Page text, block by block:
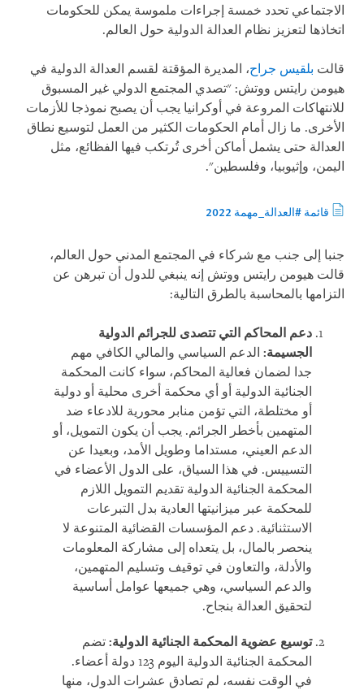
الاجتماعي تحدد خمسة إجراءات ملموسة يمكن للحكومات
اتخاذها لتعزيز نظام العدالة الدولية حول العالم.
قالت بلقيس جراح، المديرة المؤقتة لقسم العدالة الدولية في
هيومن رايتس ووتش: "تصدي المجتمع الدولي غير المسبوق
للانتهاكات المروعة في أوكرانيا يجب أن يصبح نموذجا للأزمات
الأخرى. ما زال أمام الحكومات الكثير من العمل لتوسيع نطاق
العدالة حتى يشمل أماكن أخرى تُرتكب فيها الفظائع، مثل
اليمن، وإثيوبيا، وفلسطين".
قائمة #العدالة_مهمة 2022
جنبا إلى جنب مع شركاء في المجتمع المدني حول العالم،
قالت هيومن رايتس ووتش إنه ينبغي للدول أن تبرهن عن
التزامها بالمحاسبة بالطرق التالية:
دعم المحاكم التي تتصدى للجرائم الدولية
الجسيمة: الدعم السياسي والمالي الكافي مهم
جدا لضمان فعالية المحاكم، سواء كانت المحكمة
الجنائية الدولية أو أي محكمة أخرى محلية أو دولية
أو مختلطة، التي تؤمن منابر محورية للادعاء ضد
المتهمين بأخطر الجرائم. يجب أن يكون التمويل، أو
الدعم العيني، مستداما وطويل الأمد، وبعيدا عن
التسييس. في هذا السياق، على الدول الأعضاء في
المحكمة الجنائية الدولية تقديم التمويل اللازم
للمحكمة عبر ميزانيتها العادية بدل التبرعات
الاستثنائية. دعم المؤسسات القضائية المتنوعة لا
ينحصر بالمال، بل يتعداه إلى مشاركة المعلومات
والأدلة، والتعاون في توقيف وتسليم المتهمين،
والدعم السياسي، وهي جميعها عوامل أساسية
لتحقيق العدالة بنجاح.
توسيع عضوية المحكمة الجنائية الدولية: تضم
المحكمة الجنائية الدولية اليوم 123 دولة أعضاء.
في الوقت نفسه، لم تصادق عشرات الدول، منها